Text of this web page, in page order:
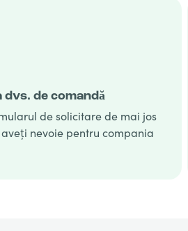
dvs. de comandă
de solicitare de mai jos
nevoie pentru compania